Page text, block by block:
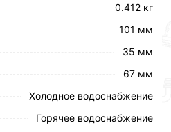
0.412 кг
101 мм
35 мм
67 мм
Холодное водоснабжение
Горячее водоснабжение